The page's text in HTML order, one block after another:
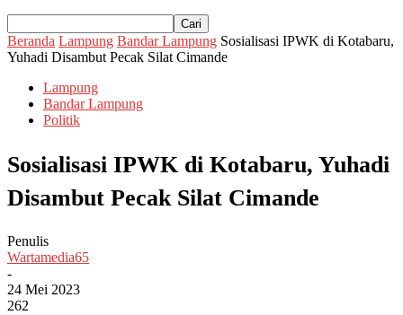
Beranda Lampung Bandar Lampung Sosialisasi IPWK di Kotabaru,
Yuhadi Disambut Pecak Silat Cimande
Lampung
Bandar Lampung
Politik
Sosialisasi IPWK di Kotabaru, Yuhadi
Disambut Pecak Silat Cimande
Penulis
Wartamedia65
-
24 Mei 2023
262